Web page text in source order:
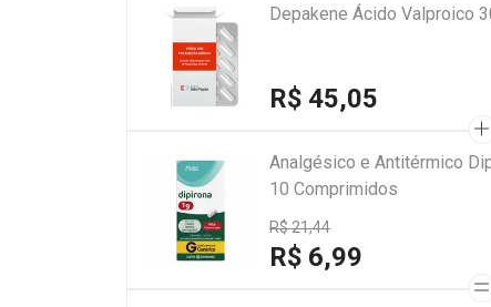
Depakene Ácido Valproico
R$ 45,05
Analgésico e Antitérmico
10 Comprimidos
R$ 21,44
R$ 6,99